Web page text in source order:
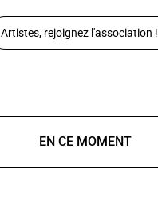
Artistes, rejoignez l'association !
EN CE MOMENT